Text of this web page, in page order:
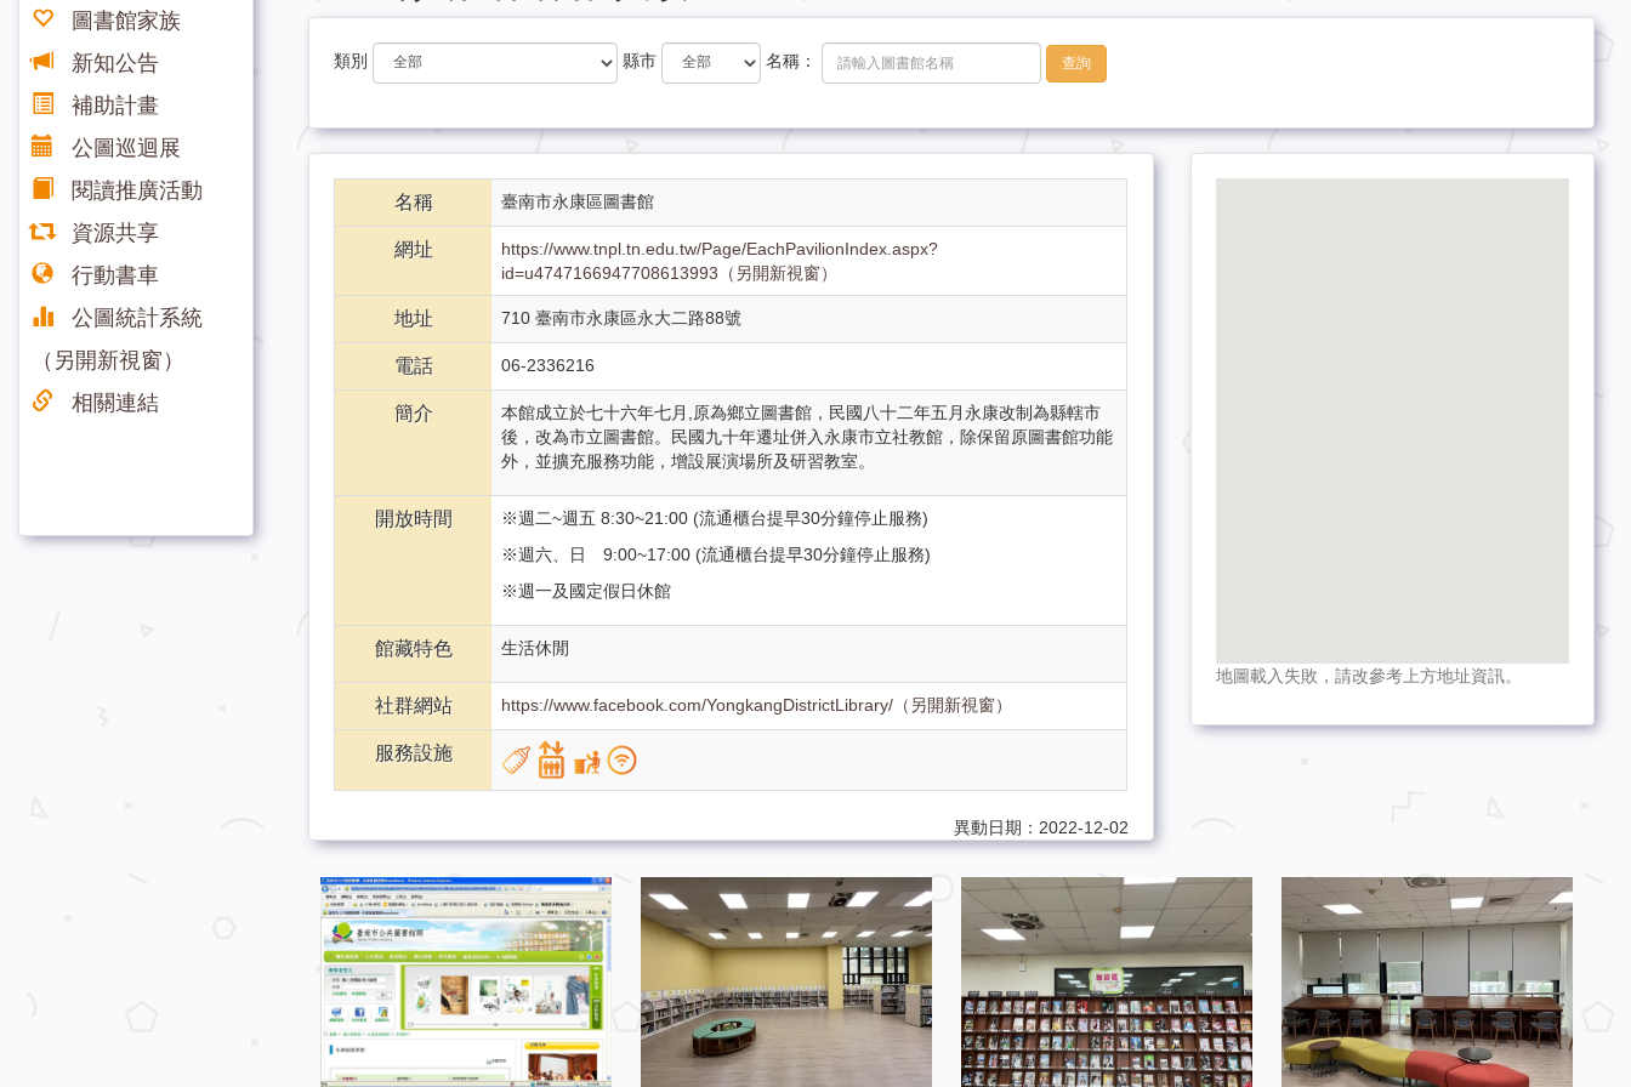
圖書館家族
新知公告
補助計畫
公圖巡迴展
閱讀推廣活動
資源共享
行動書車
公圖統計系統
（另開新視窗）
相關連結
類別 縣市 名稱： 查詢
名稱 臺南市永康區圖書館
網址
https://www.tnpl.tn.edu.tw/Page/EachPavilionIndex.aspx?
id=u4747166947708613993（另開新視窗）
地址 710 臺南市永康區永大二路88號
電話 06-2336216
簡介
本館成立於七十六年七月,原為鄉立圖書館，民國八十二年五月永康改制為縣轄市
後，改為市立圖書館。民國九十年遷址併入永康市立社教館，除保留原圖書館功能
外，並擴充服務功能，增設展演場所及研習教室。
開放時間
※週二~週五 8:30~21:00 (流通櫃台提早30分鐘停止服務)
※週六、日 9:00~17:00 (流通櫃台提早30分鐘停止服務)
※週一及國定假日休館
館藏特色 生活休閒
社群網站 https://www.facebook.com/YongkangDistrictLibrary/（另開新視窗）
服務設施
異動日期：2022-12-02
地圖載入失敗，請改參考上方地址資訊。